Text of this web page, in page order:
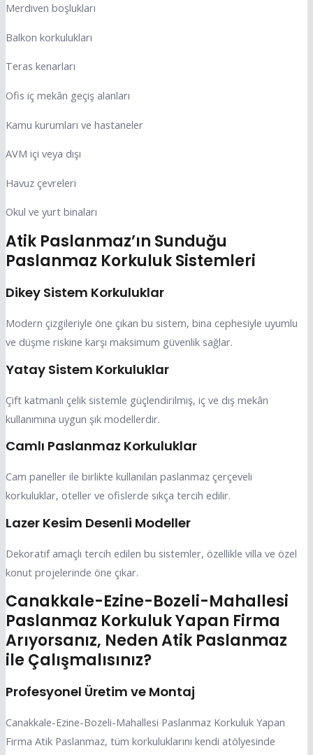
Merdiven boşlukları
Balkon korkulukları
Teras kenarları
Ofis iç mekân geçiş alanları
Kamu kurumları ve hastaneler
AVM içi veya dışı
Havuz çevreleri
Okul ve yurt binaları
Atik Paslanmaz’ın Sunduğu
Paslanmaz Korkuluk Sistemleri
Dikey Sistem Korkuluklar
Modern çizgileriyle öne çıkan bu sistem, bina cephesiyle uyumlu
ve düşme riskine karşı maksimum güvenlik sağlar.
Yatay Sistem Korkuluklar
Çift katmanlı çelik sistemle güçlendirilmiş, iç ve dış mekân
kullanımına uygun şık modellerdir.
Camlı Paslanmaz Korkuluklar
Cam paneller ile birlikte kullanılan paslanmaz çerçeveli
korkuluklar, oteller ve ofislerde sıkça tercih edilir.
Lazer Kesim Desenli Modeller
Dekoratif amaçlı tercih edilen bu sistemler, özellikle villa ve özel
konut projelerinde öne çıkar.
Canakkale-Ezine-Bozeli-Mahallesi
Paslanmaz Korkuluk Yapan Firma
Arıyorsanız, Neden Atik Paslanmaz
ile Çalışmalısınız?
Profesyonel Üretim ve Montaj
Canakkale-Ezine-Bozeli-Mahallesi Paslanmaz Korkuluk Yapan
Firma Atik Paslanmaz, tüm korkuluklarını kendi atölyesinde